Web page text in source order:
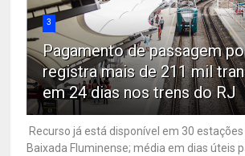
3
Pagamento de passagem
registra mais de 211 mil
em 24 dias nos trens do RJ
Recurso já está disponível em 30
Baixada Fluminense; média em dias úteis